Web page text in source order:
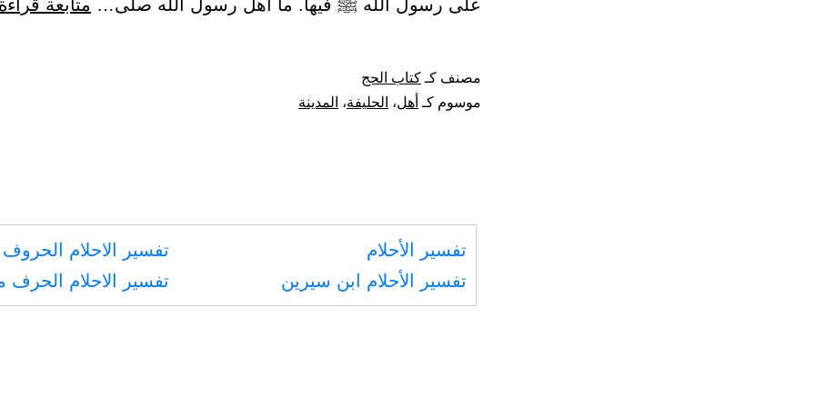
على رسول الله ﷺ فيها. ما أهل رسول الله صلى… متابعة قراءة
مصنف كـ كتاب الحج
موسوم كـ أهل، الحليفة، المدينة
تفسير الأحلام
تفسير الأحلام ابن سيرين
تفسير الاحلام
تفسير الاحلام